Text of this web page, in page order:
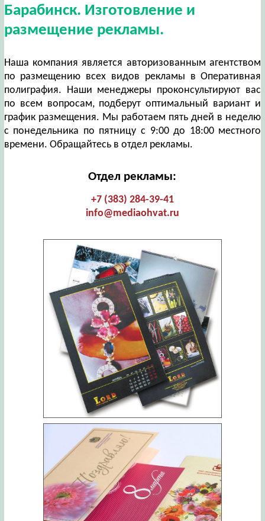
Барабинск. Изготовление и
размещение рекламы.
Наша компания является авторизованным агентством
по размещению всех видов рекламы в Оперативная
полиграфия. Наши менеджеры проконсультируют вас
по всем вопросам, подберут оптимальный вариант и
график размещения. Мы работаем пять дней в неделю
с понедельника по пятницу с 9:00 до 18:00 местного
времени. Обращайтесь в отдел рекламы.
Отдел рекламы:
+7 (383) 284-39-41
info@mediaohvat.ru